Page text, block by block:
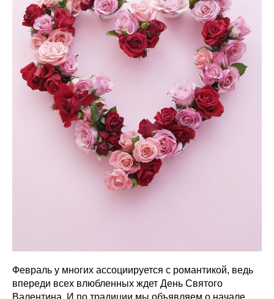
Февраль у многих ассоциируется с романтикой, ведь
впереди всех влюбленных ждет День Святого